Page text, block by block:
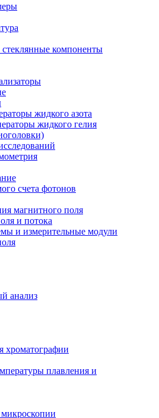
компоненты
жидкого азота
жидкого гелия
счета фотонов
магнитного поля
и потока
и измерительные модули
анализ
хроматографии
плавления и